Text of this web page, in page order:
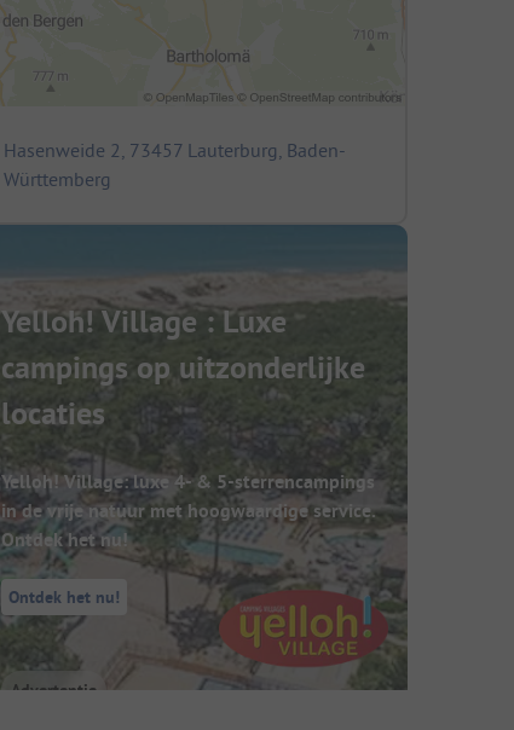
Hasenweide 2, 73457 Lauterburg, Baden-
Württemberg
Yelloh! Village : Luxe
campings op uitzonderlijke
locaties
Yelloh! Village: luxe 4- & 5-sterrencampings
in de vrije natuur met hoogwaardige service.
Ontdek het nu!
Ontdek het nu!